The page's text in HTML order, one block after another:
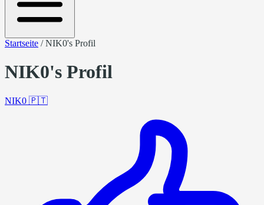
Startseite /NIK0's Profil
NIK0's Profil
NIK0 🇵🇹